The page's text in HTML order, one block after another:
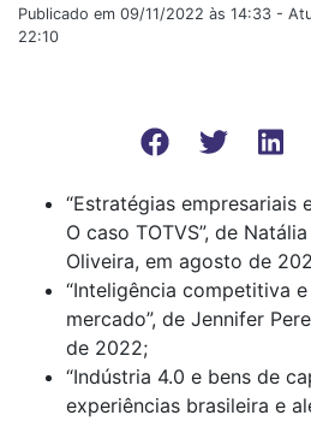
Publicado em 09/11/2022 às 14:33 -
22:10
“Estratégias empresariais
O caso TOTVS”, de
Oliveira, em agosto de
“Inteligência competitiva
mercado”, de Jennifer
de 2022;
“Indústria 4.0 e bens de
experiências brasileira e